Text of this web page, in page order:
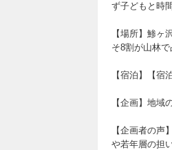
ず子どもと時
【場所】鯵
そ8割が山林
【宿泊】【宿
【企画】地域
【企画者の
や若年層の担